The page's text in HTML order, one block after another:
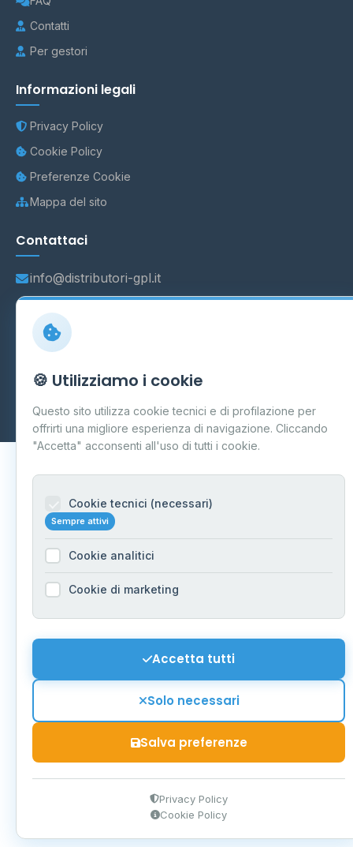
Contatti
Per gestori
Informazioni legali
Privacy Policy
Cookie Policy
Preferenze Cookie
Mappa del sito
Contattaci
info@distributori-gpl.it
Carpi P.IVA 03859300364
Aggiornamento quotidiano
🍪 Utilizziamo i cookie
Questo sito utilizza cookie tecnici e di profilazione per
offrirti una migliore esperienza di navigazione. Cliccando
"Accetta" acconsenti all'uso di tutti i cookie.
Cookie tecnici (necessari)
Sempre attivi
Cookie analitici
Cookie di marketing
Accetta tutti
Solo necessari
Salva preferenze
Privacy Policy
Cookie Policy